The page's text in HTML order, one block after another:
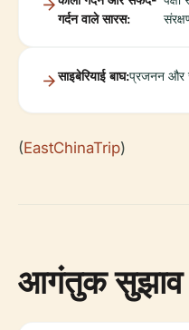
गर्दन वाले सारस:
साइबेरियाई बाघ:प्रजनन और
(EastChinaTrip)
आगंतुक